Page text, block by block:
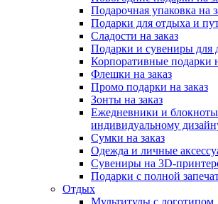
Подарочная упаковка на
Подарки для отдыха и
Сладости на заказ
Подарки и сувениры для
Корпоративные подарки
Флешки на заказ
Промо подарки на заказ
Зонты на заказ
Ежедневники и
индивидуальному
Сумки на заказ
Одежда и личные
Сувениры на 3D-
Подарки с полной
Отдых
Мультитулы с логотипом